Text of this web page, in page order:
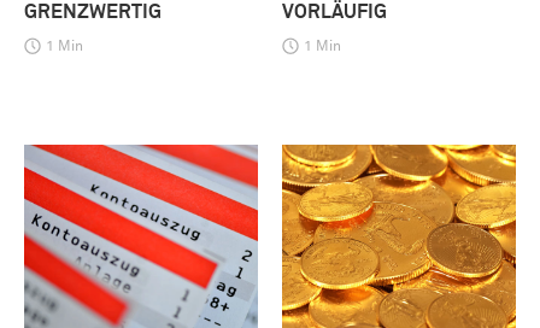
GRENZWERTIG
1 Min
VORLÄUFIG
1 Min